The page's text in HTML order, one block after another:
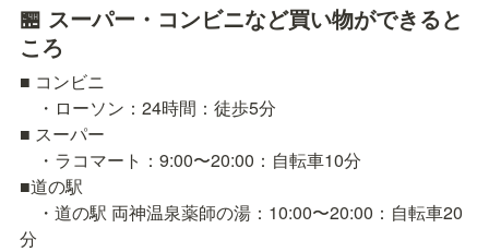
🏪 スーパー・コンビニなど買い物ができると
ころ
■ コンビニ
・ローソン：24時間：徒歩5分
■ スーパー
・ラコマート：9:00〜20:00：自転車10分
■道の駅
・道の駅 両神温泉薬師の湯：10:00〜20:00：自転車20
分